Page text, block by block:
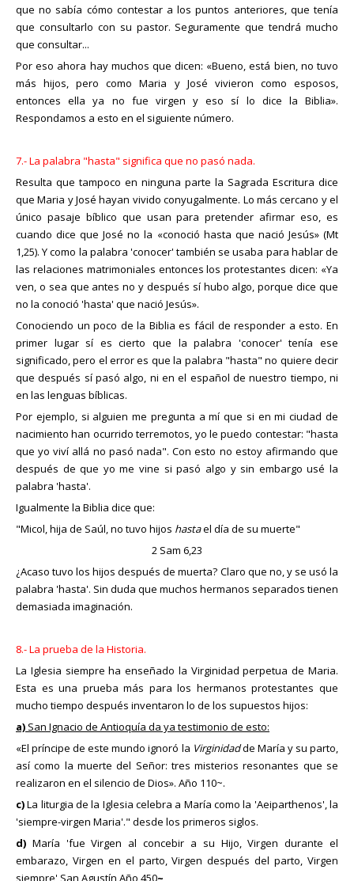
que no sabía cómo contestar a los puntos anteriores, que tenía
que consultarlo con su pastor. Seguramente que tendrá mucho
que consultar...
Por eso ahora hay muchos que dicen: «Bueno, está bien, no tuvo
más hijos, pero como Maria y José vivieron como esposos,
entonces ella ya no fue virgen y eso sí lo dice la Biblia».
Respondamos a esto en el siguiente número.
7.- La palabra "hasta" significa que no pasó nada.
Resulta que tampoco en ninguna parte la Sagrada Escritura dice
que Maria y José hayan vivido conyugalmente. Lo más cercano y el
único pasaje bíblico que usan para pretender afirmar eso, es
cuando dice que José no la «conoció hasta que nació Jesús» (Mt
1,25). Y como la palabra 'conocer' también se usaba para hablar de
las relaciones matrimoniales entonces los protestantes dicen: «Ya
ven, o sea que antes no y después sí hubo algo, porque dice que
no la conoció 'hasta' que nació Jesús».
Conociendo un poco de la Biblia es fácil de responder a esto. En
primer lugar sí es cierto que la palabra 'conocer' tenía ese
significado, pero el error es que la palabra "hasta" no quiere decir
que después sí pasó algo, ni en el español de nuestro tiempo, ni
en las lenguas bíblicas.
Por ejemplo, si alguien me pregunta a mí que si en mi ciudad de
nacimiento han ocurrido terremotos, yo le puedo contestar: "hasta
que yo viví allá no pasó nada". Con esto no estoy afirmando que
después de que yo me vine si pasó algo y sin embargo usé la
palabra 'hasta'.
Igualmente la Biblia dice que:
"Micol, hija de Saúl, no tuvo hijos hastael día de su muerte"
2 Sam 6,23
¿Acaso tuvo los hijos después de muerta? Claro que no, y se usó la
palabra 'hasta'. Sin duda que muchos hermanos separados tienen
demasiada imaginación.
8.- La prueba de la Historia.
La Iglesia siempre ha enseñado la Virginidad perpetua de Maria.
Esta es una prueba más para los hermanos protestantes que
mucho tiempo después inventaron lo de los supuestos hijos:
a) San Ignacio de Antioquía da ya testimonio de esto:
«El príncipe de este mundo ignoró la Virginidadde María y su parto,
así como la muerte del Señor: tres misterios resonantes que se
realizaron en el silencio de Dios». Año 110~.
c)La liturgia de la Iglesia celebra a María como la 'Aeiparthenos', la
'siempre-virgen Maria'." desde los primeros siglos.
d) María 'fue Virgen al concebir a su Hijo, Virgen durante el
embarazo, Virgen en el parto, Virgen después del parto, Virgen
siempre' San Agustín Año 450~